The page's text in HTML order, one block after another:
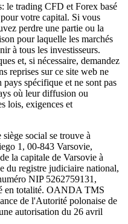
le trading CFD et Forex basé
votre capital. Si vous
perdre une partie ou la
pour laquelle les marchés
à tous les investisseurs.
et, si nécessaire, demandez
reprises sur ce site web ne
pays spécifique et ne sont pas
où leur diffusion ou
lois, exigences et
social se trouve à
1, 00-843 Varsovie,
la capitale de Varsovie à
du registre judiciaire national,
NIP 5262759131,
en totalité. OANDA TMS
de l'Autorité polonaise de
autorisation du 26 avril